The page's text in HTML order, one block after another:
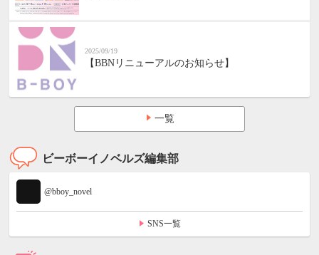
2025/09/19
【BBNリニューアルのお知らせ】
一覧
ビーボーイノベルズ編集部
@bboy_novel
SNS一覧